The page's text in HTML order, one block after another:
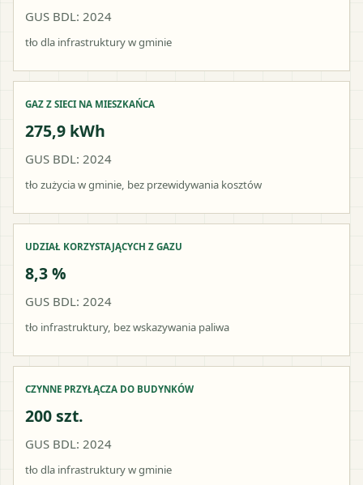
GUS BDL: 2024
tło dla infrastruktury w gminie
GAZ Z SIECI NA MIESZKAŃCA
275,9 kWh
GUS BDL: 2024
tło zużycia w gminie, bez przewidywania kosztów
UDZIAŁ KORZYSTAJĄCYCH Z GAZU
8,3 %
GUS BDL: 2024
tło infrastruktury, bez wskazywania paliwa
CZYNNE PRZYŁĄCZA DO BUDYNKÓW
200 szt.
GUS BDL: 2024
tło dla infrastruktury w gminie